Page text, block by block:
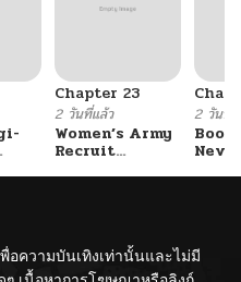
Chapter 23
2 วันที่แล้ว
Women’s Army
Recruit
2 วันที่แ
อความบันเทิงเท่านั้นและไม่มี